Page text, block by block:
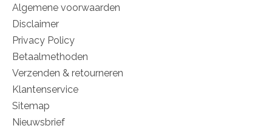
Algemene voorwaarden
Disclaimer
Privacy Policy
Betaalmethoden
Verzenden & retourneren
Klantenservice
Sitemap
Nieuwsbrief